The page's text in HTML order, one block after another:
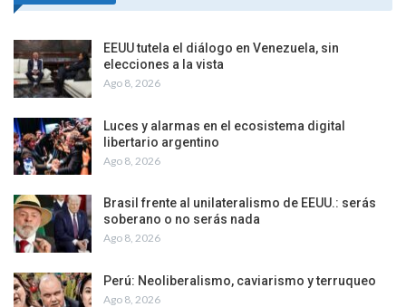
EEUU tutela el diálogo en Venezuela, sin
elecciones a la vista
Ago 8, 2026
Luces y alarmas en el ecosistema digital
libertario argentino
Ago 8, 2026
Brasil frente al unilateralismo de EEUU.: serás
soberano o no serás nada
Ago 8, 2026
Perú: Neoliberalismo, caviarismo y terruqueo
Ago 8, 2026